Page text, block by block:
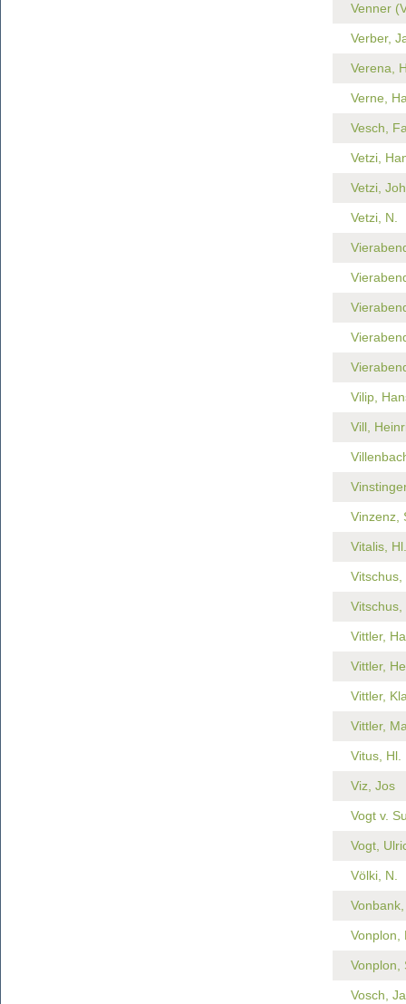
Venner
Verber,
Verena,
Verne,
Vesch,
Vetzi,
Vetzi,
Vetzi, N.
Vilip,
Vill,
Vinzenz,
Vitalis, Hl.
Vitschus,
Vitschus,
Vittler,
Vittler,
Vittler,
Vittler,
Vitus, Hl.
Viz, Jos
Vogt v.
Vogt,
Völki, N.
Vonplon,
Vonplon,
Vosch,